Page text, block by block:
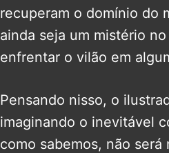
recuperam o domínio do
ainda seja um mistério
enfrentar o vilão em
Pensando nisso, o
imaginando o inevitável
como sabemos, não